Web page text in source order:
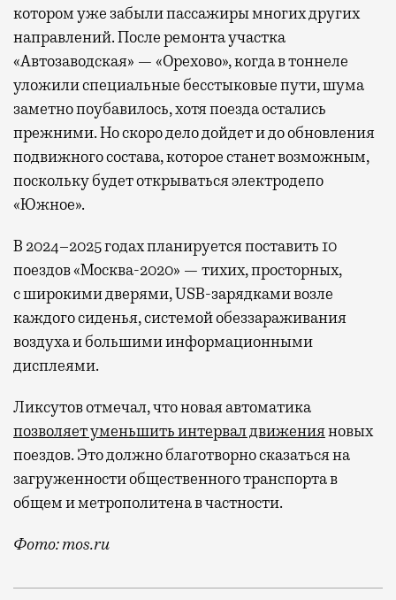
котором уже забыли пассажиры многих других
направлений. После ремонта участка
«Автозаводская» — «Орехово», когда в тоннеле
уложили специальные бесстыковые пути, шума
заметно поубавилось, хотя поезда остались
прежними. Но скоро дело дойдет и до обновления
подвижного состава, которое станет возможным,
поскольку будет открываться электродепо
«Южное».
В 2024–2025 годах планируется поставить 10
поездов «Москва-2020» — тихих, просторных,
с широкими дверями, USB-зарядками возле
каждого сиденья, системой обеззараживания
воздуха и большими информационными
дисплеями.
Ликсутов отмечал, что новая автоматика
позволяет уменьшить интервал движенияновых
поездов. Это должно благотворно сказаться на
загруженности общественного транспорта в
общем и метрополитена в частности.
Фото: mos.ru
Первые поезда нового поколения начнут работать